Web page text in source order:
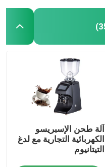
آلة طحن الإسبريسو
الكهربائية التجارية مع لدغ
التيتانيوم